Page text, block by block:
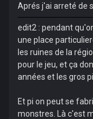
Aprés j'ai arreté de
edit2 : pendant
une place
les ruines de la
pour le jeu, et ça
années et les gros
Et pi on peut se
monstres. Là c'est